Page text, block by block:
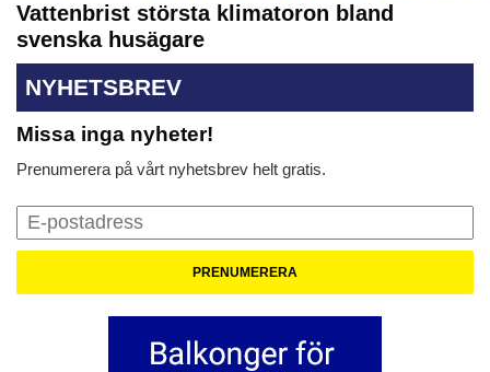
Vattenbrist största klimatoron bland
svenska husägare
NYHETSBREV
Missa inga nyheter!
Prenumerera på vårt nyhetsbrev helt gratis.